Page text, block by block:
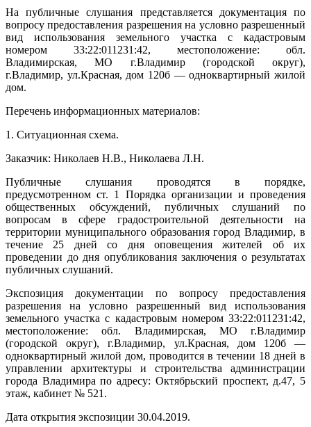
На публичные слушания представляется документация по
вопросу предоставления разрешения на условно разрешенный
вид использования земельного участка с кадастровым
номером 33:22:011231:42, местоположение: обл.
Владимирская, МО г.Владимир (городской округ),
г.Владимир, ул.Красная, дом 120б — одноквартирный жилой
дом.
Перечень информационных материалов:
1. Ситуационная схема.
Заказчик: Николаев Н.В., Николаева Л.Н.
Публичные слушания проводятся в порядке,
предусмотренном ст. 1 Порядка организации и проведения
общественных обсуждений, публичных слушаний по
вопросам в сфере градостроительной деятельности на
территории муниципального образования город Владимир, в
течение 25 дней со дня оповещения жителей об их
проведении до дня опубликования заключения о результатах
публичных слушаний.
Экспозиция документации по вопросу предоставления
разрешения на условно разрешенный вид использования
земельного участка с кадастровым номером 33:22:011231:42,
местоположение: обл. Владимирская, МО г.Владимир
(городской округ), г.Владимир, ул.Красная, дом 120б —
одноквартирный жилой дом, проводится в течении 18 дней в
управлении архитектуры и строительства администрации
города Владимира по адресу: Октябрьский проспект, д.47, 5
этаж, кабинет № 521.
Дата открытия экспозиции 30.04.2019.